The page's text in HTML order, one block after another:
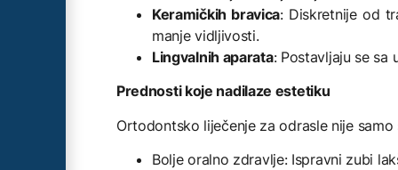
Keramičkih bravica: Diskretnije od
manje vidljivosti.
Lingvalnih aparata: Postavljaju se sa
Prednosti koje nadilaze estetiku
Ortodontsko liječenje za odrasle nije
Bolje oralno zdravlje: Ispravni zubi